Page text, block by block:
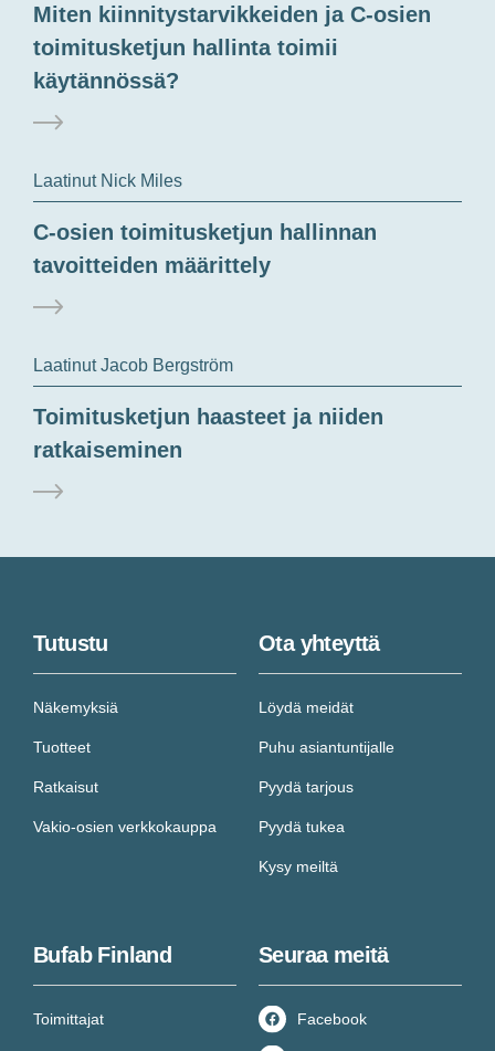
Miten kiinnitystarvikkeiden ja C-osien
toimitusketjun hallinta toimii
käytännössä?
Laatinut Nick Miles
C-osien toimitusketjun hallinnan
tavoitteiden määrittely
Laatinut Jacob Bergström
Toimitusketjun haasteet ja niiden
ratkaiseminen
Tutustu
Näkemyksiä
Tuotteet
Ratkaisut
Vakio-osien verkkokauppa
Ota yhteyttä
Löydä meidät
Puhu asiantuntijalle
Pyydä tarjous
Pyydä tukea
Kysy meiltä
Bufab Finland
Toimittajat
Seuraa meitä
Facebook